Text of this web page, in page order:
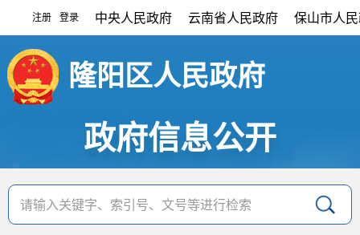
注册 登录 中央人民政府 云南省人民政府 保山市人
隆阳区人民政府
政府信息公开